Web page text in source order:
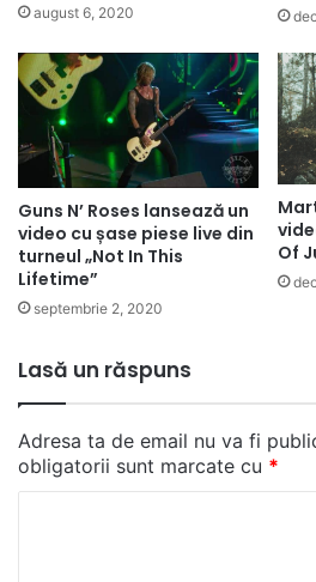
august 6, 2020
Guns N’ Roses lansează un
video cu șase piese live din
turneul „Not In This
Lifetime”
septembrie 2, 2020
Of
Lasă un răspuns
Adresa ta de email nu va fi
obligatorii sunt marcate cu *